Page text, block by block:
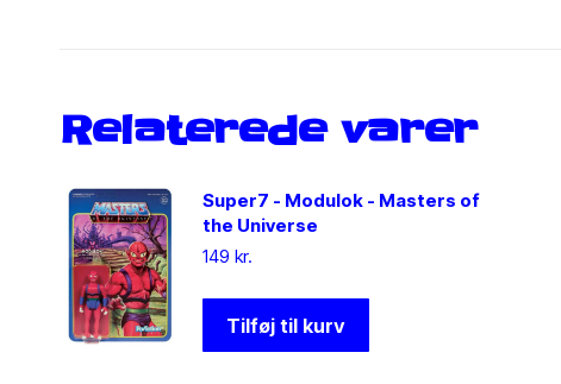
Relaterede varer
Super7 - Modulok - Masters of
the Universe
149 kr.
Tilføj til kurv